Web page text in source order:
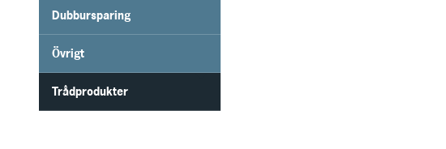
Dubbursparing
Övrigt
Trådprodukter